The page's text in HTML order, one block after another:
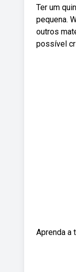
Ter um
pequena.
outros
possível
Aprenda a